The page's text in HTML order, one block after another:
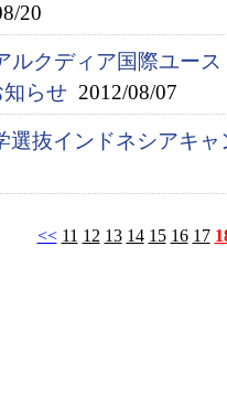
20
ルクディア国際ユー
らせ 2012/08/07
選抜インドネシアキ
<< 11 12 13 14 15 16 17